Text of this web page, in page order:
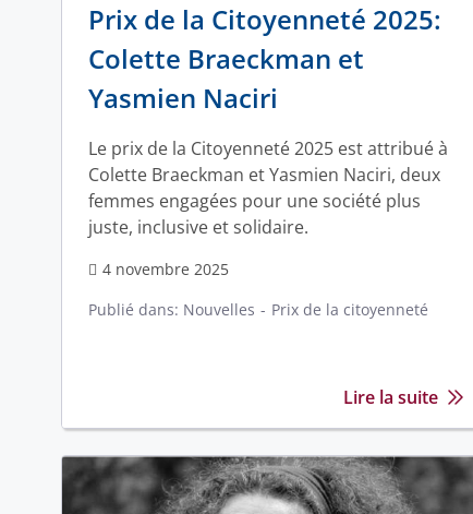
Prix de la Citoyenneté 2025:
Colette Braeckman et
Yasmien Naciri
Le prix de la Citoyenneté 2025 est attribué à
Colette Braeckman et Yasmien Naciri, deux
femmes engagées pour une société plus
juste, inclusive et solidaire.
4 novembre 2025
Publié dans: Nouvelles Prix de la citoyenneté
Lire la suite